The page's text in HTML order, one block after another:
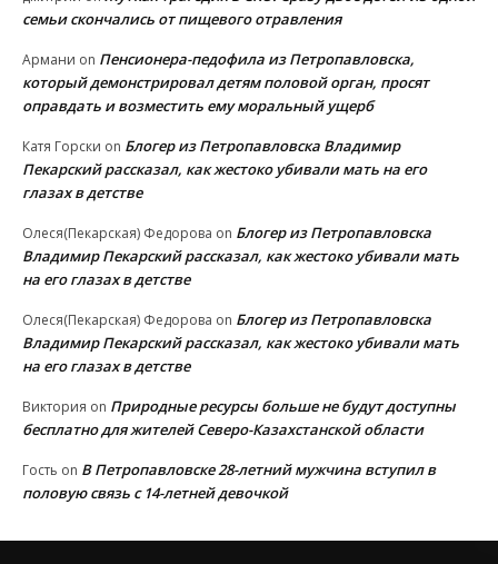
семьи скончались от пищевого отравления
Армани on Пенсионера-педофила из Петропавловска,
который демонстрировал детям половой орган, просят
оправдать и возместить ему моральный ущерб
Катя Горски on Блогер из Петропавловска Владимир
Пекарский рассказал, как жестоко убивали мать на его
глазах в детстве
Олеся(Пекарская) Федорова on Блогер из Петропавловска
Владимир Пекарский рассказал, как жестоко убивали мать
на его глазах в детстве
Олеся(Пекарская) Федорова on Блогер из Петропавловска
Владимир Пекарский рассказал, как жестоко убивали мать
на его глазах в детстве
Виктория on Природные ресурсы больше не будут доступны
бесплатно для жителей Северо-Казахстанской области
Гость on В Петропавловске 28-летний мужчина вступил в
половую связь с 14-летней девочкой